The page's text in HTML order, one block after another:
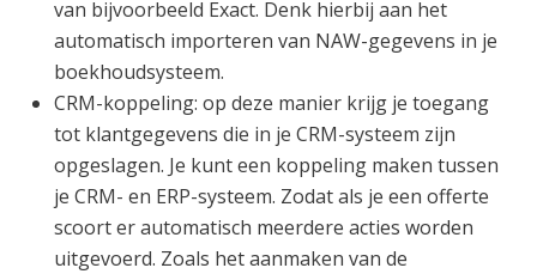
van bijvoorbeeld Exact. Denk hierbij aan het
automatisch importeren van NAW-gegevens in je
boekhoudsysteem.
CRM-koppeling: op deze manier krijg je toegang
tot klantgegevens die in je CRM-systeem zijn
opgeslagen. Je kunt een koppeling maken tussen
je CRM- en ERP-systeem. Zodat als je een offerte
scoorter automatisch meerdere acties worden
uitgevoerd. Zoals het aanmaken van de